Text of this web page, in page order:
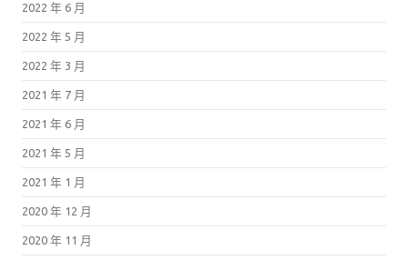
2022 年 6 月
2022 年 5 月
2022 年 3 月
2021 年 7 月
2021 年 6 月
2021 年 5 月
2021 年 1 月
2020 年 12 月
2020 年 11 月